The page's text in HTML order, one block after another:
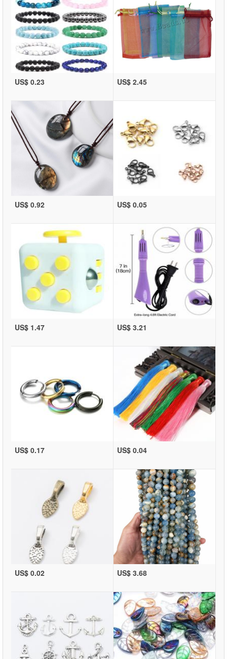
US$ 0.23 US$ 2.45
US$ 0.92 US$ 0.05
US$ 1.47 US$ 3.21
US$ 0.17 US$ 0.04
US$ 0.02 US$ 3.68